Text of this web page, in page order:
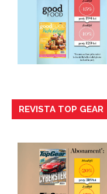
REVISTA TOP GEAR